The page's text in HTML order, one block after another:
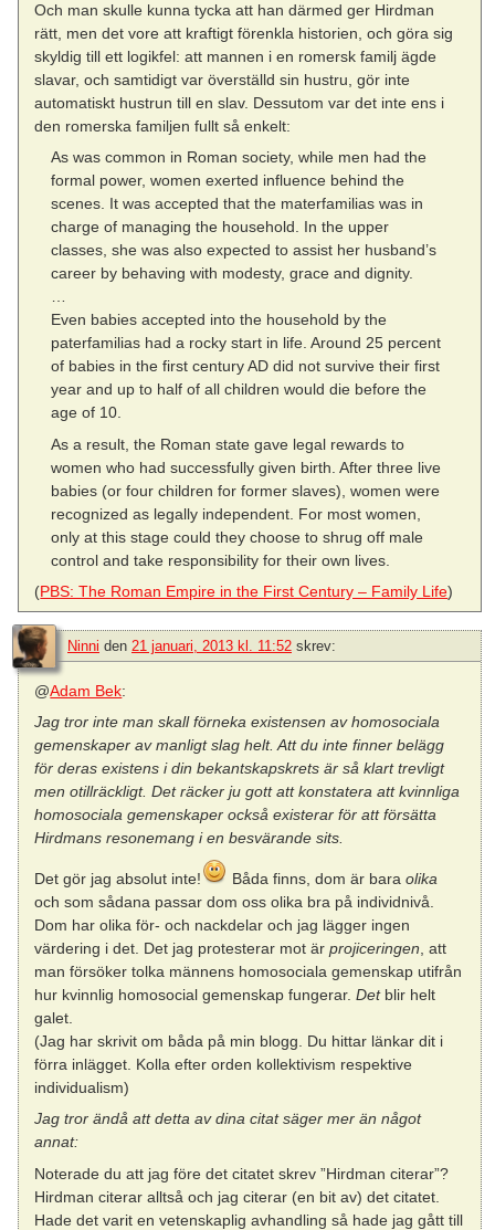
Och man skulle kunna tycka att han därmed ger Hirdman
rätt, men det vore att kraftigt förenkla historien, och göra sig
skyldig till ett logikfel: att mannen i en romersk familj ägde
slavar, och samtidigt var överställd sin hustru, gör inte
automatiskt hustrun till en slav. Dessutom var det inte ens i
den romerska familjen fullt så enkelt:
As was common in Roman society, while men had the
formal power, women exerted influence behind the
scenes. It was accepted that the materfamilias was in
charge of managing the household. In the upper
classes, she was also expected to assist her husband’s
career by behaving with modesty, grace and dignity.
…
Even babies accepted into the household by the
paterfamilias had a rocky start in life. Around 25 percent
of babies in the first century AD did not survive their first
year and up to half of all children would die before the
age of 10.
As a result, the Roman state gave legal rewards to
women who had successfully given birth. After three live
babies (or four children for former slaves), women were
recognized as legally independent. For most women,
only at this stage could they choose to shrug off male
control and take responsibility for their own lives.
(PBS: The Roman Empire in the First Century – Family Life)
Ninni den 21 januari, 2013 kl. 11:52 skrev:
@Adam Bek:
Jag tror inte man skall förneka existensen av homosociala
gemenskaper av manligt slag helt. Att du inte finner belägg
för deras existens i din bekantskapskrets är så klart trevligt
men otillräckligt. Det räcker ju gott att konstatera att kvinnliga
homosociala gemenskaper också existerar för att försätta
Hirdmans resonemang i en besvärande sits.
Det gör jag absolut inte! Båda finns, dom är baraolika
och som sådana passar dom oss olika bra på individnivå.
Dom har olika för- och nackdelar och jag lägger ingen
värdering i det. Det jag protesterar mot ärprojiceringen , att
man försöker tolka männens homosociala gemenskap utifrån
hur kvinnlig homosocial gemenskap fungerar.Detblir helt
galet.
(Jag har skrivit om båda på min blogg. Du hittar länkar dit i
förra inlägget. Kolla efter orden kollektivism respektive
individualism)
Jag tror ändå att detta av dina citat säger mer än något
annat:
Noterade du att jag före det citatet skrev ”Hirdman citerar”?
Hirdman citerar alltså och jag citerar (en bit av) det citatet.
Hade det varit en vetenskaplig avhandling så hade jag gått till